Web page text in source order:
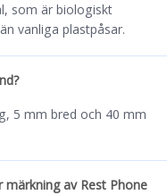
som är biologiskt
vanliga plastpåsar.
5 mm bred och 40 mm
av Rest Phone